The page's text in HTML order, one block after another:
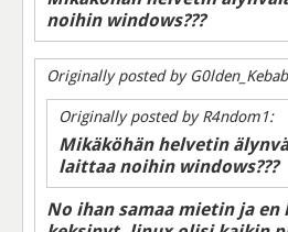
noihin windows???
Originally posted by
Originally posted by R4ndom1:
Mikäköhän helvetin
laittaa noihin windows???
No ihan samaa mietin ja en